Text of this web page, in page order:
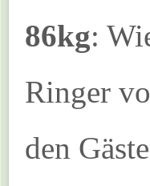
86kg:
Ringer
den